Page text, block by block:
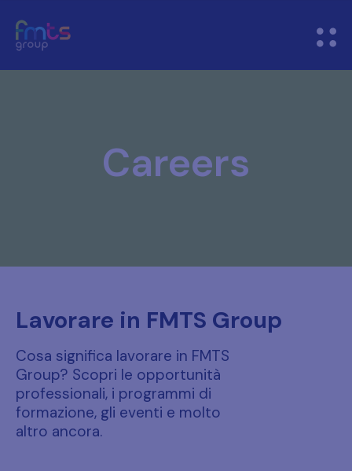
Careers
Lavorare in FMTS Group
Cosa significa lavorare in FMTS
Group? Scopri le opportunità
professionali, i programmi di
formazione, gli eventi e molto
altro ancora.